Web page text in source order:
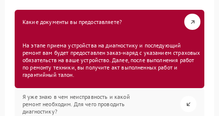
Какие документы вы предоставляете?
На этапе приема устройства на диагностику и последующий
ремонт вам будет предоставлен заказ-наряд с указанием страховых
обязательств на ваше устройство. Далее, после выполнения работ
по ремонту техники, вы получите акт выполненных работ и
гарантийный талон.
Я уже знаю в чем неисправность и какой
ремонт необходим. Для чего проводить
диагностику?